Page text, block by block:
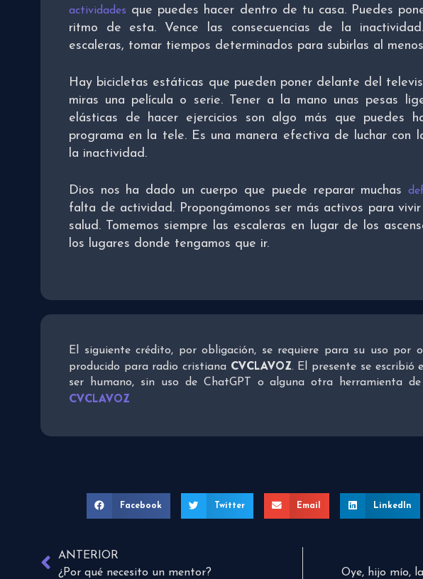
actividades que puedes hacer dentro de tu casa. Puedes
ritmo de esta. Vence las consecuencias de la
escaleras, tomar tiempos determinados para subirlas al
Hay bicicletas estáticas que pueden poner delante del
miras una película o serie. Tener a la mano unas pesas
elásticas de hacer ejercicios son algo más que puedes
programa en la tele. Es una manera efectiva de luchar con
la inactividad.
Dios nos ha dado un cuerpo que puede reparar muchas
falta de actividad. Propongámonos ser más activos para vivir
salud. Tomemos siempre las escaleras en lugar de los
los lugares donde tengamos que ir.
El siguiente crédito, por obligación, se requiere para su uso por
producido para radio cristiana CVCLAVOZ. El presente se escribió
ser humano, sin uso de ChatGPT o alguna otra herramienta
CVCLAVOZ
Facebook Twitter Email LinkedIn
ANTERIOR
¿Por qué necesito un mentor?
Oye, hijo mío,